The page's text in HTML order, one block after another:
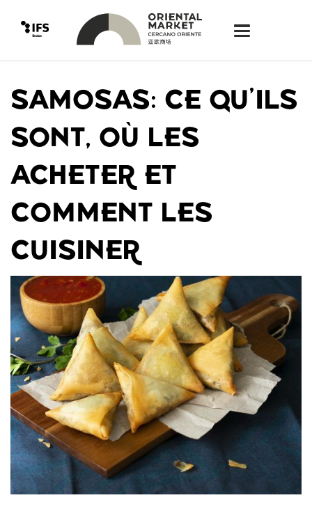
SAMOSAS: CE QU’ILS
SONT, OÙ LES
ACHETER ET
COMMENT LES
CUISINER